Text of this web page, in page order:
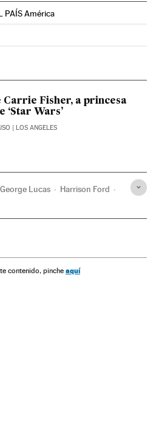
PAÍS América
Twitter
en Instagram
Brasil en Facebook
Fisher, a princesa
‘Star Wars’
| LOS ANGELES
George Lucas Harrison Ford
contenido, pinche aquí